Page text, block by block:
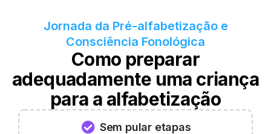
Jornada da Pré-alfabetização e
Consciência Fonológica
Como preparar
adequadamente uma criança
para a alfabetização
Sem pular etapas